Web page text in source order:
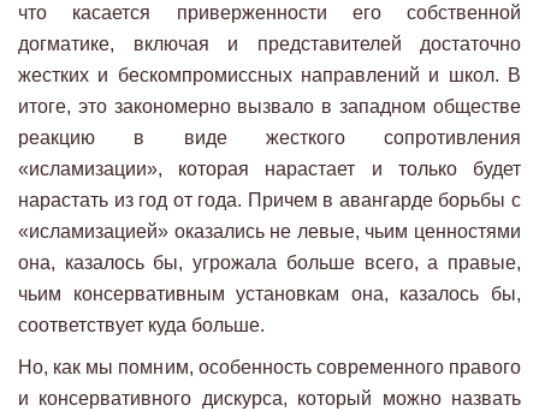
что касается приверженности его собственной
догматике, включая и представителей достаточно
жестких и бескомпромиссных направлений и школ. В
итоге, это закономерно вызвало в западном обществе
реакцию в виде жесткого сопротивления
«исламизации», которая нарастает и только будет
нарастать из год от года. Причем в авангарде борьбы с
«исламизацией» оказались не левые, чьим ценностями
она, казалось бы, угрожала больше всего, а правые,
чьим консервативным установкам она, казалось бы,
соответствует куда больше.
Но, как мы помним, особенность современного правого
и консервативного дискурса, который можно назвать